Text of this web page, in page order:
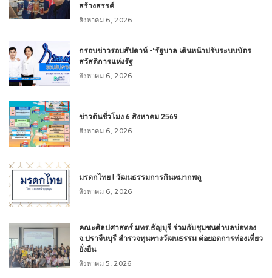
สร้างสรรค์
สิงหาคม 6, 2026
กรอบข่าวรอบสัปดาห์ -‘รัฐบาล เดินหน้าปรับระบบบัตร
สวัสดิการแห่งรัฐ
สิงหาคม 6, 2026
ข่าวต้นชั่วโมง 6 สิงหาคม 2569
สิงหาคม 6, 2026
มรดกไทย l วัฒนธรรมการกินหมากพลู
สิงหาคม 6, 2026
คณะศิลปศาสตร์ มทร.ธัญบุรี ร่วมกับชุมชนตำบลบ่อทอง
จ.ปราจีนบุรี สำรวจทุนทางวัฒนธรรม ต่อยอดการท่องเที่ยว
ยั่งยืน
สิงหาคม 5, 2026